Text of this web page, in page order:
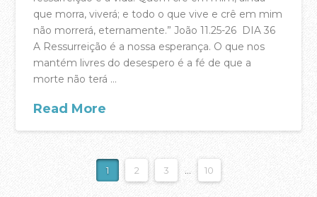
que morra, viverá; e todo o que vive e crê em mim
não morrerá, eternamente.” João 11.25-26 DIA 36
A Ressurreição é a nossa esperança. O que nos
mantém livres do desespero é a fé de que a
morte não terá …
Read More
acasadac 04.11.2017
1 2 3 ... 10